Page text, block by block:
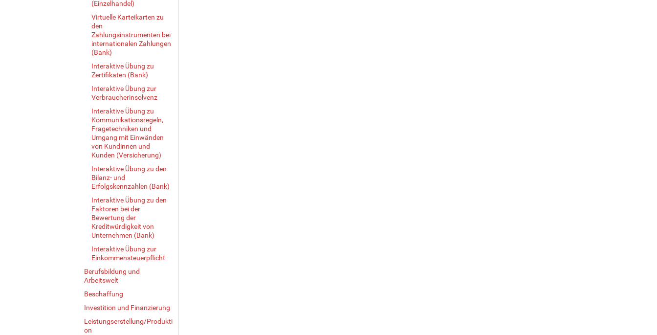
(Einzelhandel)
Virtuelle Karteikarten zu
den
Zahlungsinstrumenten bei
internationalen Zahlungen
(Bank)
Interaktive Übung zu
Zertifikaten (Bank)
Interaktive Übung zur
Verbraucherinsolvenz
Interaktive Übung zu
Kommunikationsregeln,
Fragetechniken und
Umgang mit Einwänden
von Kundinnen und
Kunden (Versicherung)
Interaktive Übung zu den
Bilanz- und
Erfolgskennzahlen (Bank)
Interaktive Übung zu den
Faktoren bei der
Bewertung der
Kreditwürdigkeit von
Unternehmen (Bank)
Interaktive Übung zur
Einkommensteuerpflicht
Berufsbildung und
Arbeitswelt
Beschaffung
Investition und Finanzierung
Leistungserstellung/Produkti
on